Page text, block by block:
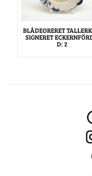
BLÅDEORERET
SIGNERET
D: 2